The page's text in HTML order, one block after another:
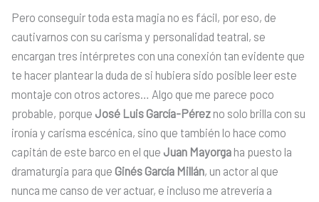
Pero conseguir toda esta magia no es fácil, por eso, de
cautivarnos con su carisma y personalidad teatral, se
encargan tres intérpretes con una conexión tan evidente que
te hacer plantear la duda de si hubiera sido posible leer este
montaje con otros actores… Algo que me parece poco
probable, porque José Luis García-Pérez no solo brilla con su
ironía y carisma escénica, sino que también lo hace como
capitán de este barco en el que Juan Mayorga ha puesto la
dramaturgia para que Ginés García Millán, un actor al que
nunca me canso de ver actuar, e incluso me atrevería a